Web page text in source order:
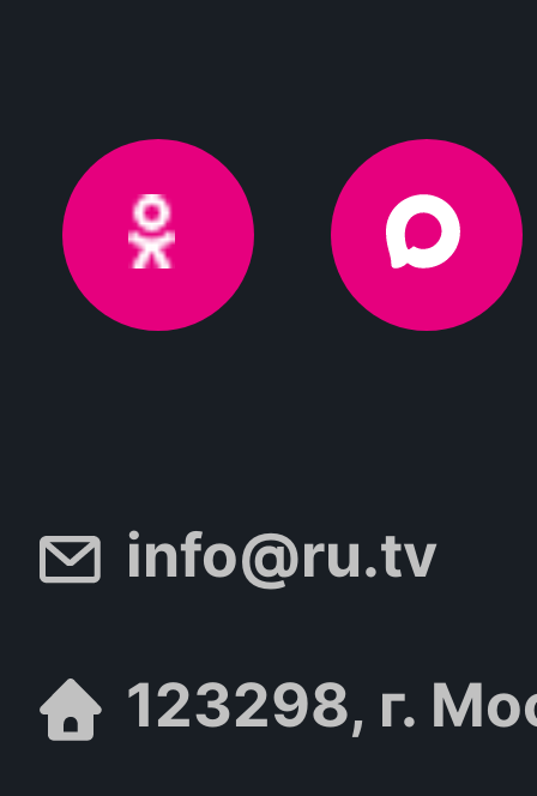
info@ru.tv
123298, г.